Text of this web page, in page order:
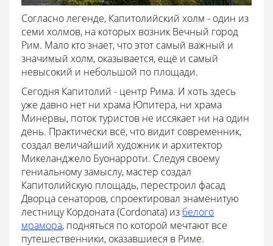
Согласно легенде, Капитолийский холм - один из
семи холмов, на которых возник Вечный город
Рим. Мало кто знает, что этот самый важный и
значимый холм, оказывается, ещё и самый
невысокий и небольшой по площади.
Сегодня Капитолий - центр Рима. И хоть здесь
уже давно нет ни храма Юпитера, ни храма
Минервы, поток туристов не иссякает ни на один
день. Практически всё, что видит современник,
создал величайший художник и архитектор
Микеланджело Буонарроти. Следуя своему
гениальному замыслу, мастер создал
Капитолийскую площадь, перестроил фасад
Дворца сенаторов, спроектировал знаменитую
лестницу Кордоната (Cordonata) из белого
мрамора, подняться по которой мечтают все
путешественники, оказавшиеся в Риме.